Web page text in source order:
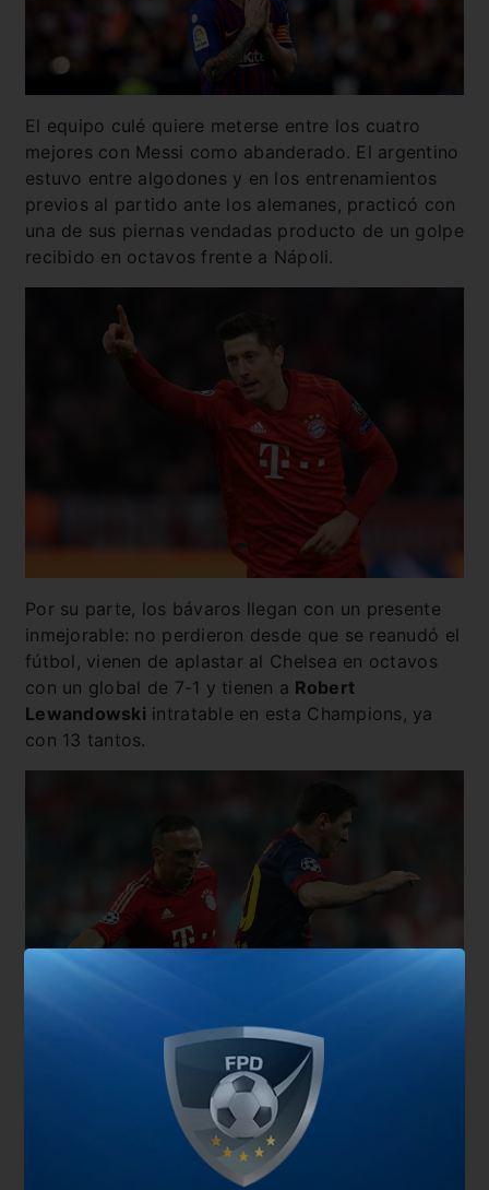
El equipo culé quiere meterse entre los cuatro
mejores con Messi como abanderado. El argentino
estuvo entre algodones y en los entrenamientos
previos al partido ante los alemanes, practicó con
una de sus piernas vendadas producto de un golpe
recibido en octavos frente a Nápoli.
Por su parte, los bávaros llegan con un presente
inmejorable: no perdieron desde que se reanudó el
fútbol, vienen de aplastar al Chelsea en octavos
con un global de 7-1 y tienen a Robert
Lewandowski intratable en esta Champions, ya
con 13 tantos.